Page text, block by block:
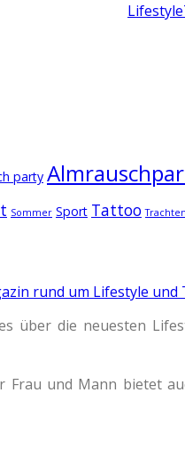
party
Sommer Sport Tattoo Trachten
rund um Lifestyle und
über die neuesten
Frau und Mann bietet